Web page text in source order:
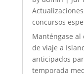
concursos
Manténgase al
de viaje a
anticipados
temporada